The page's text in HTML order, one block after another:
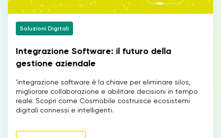
IT
Soluzioni Digitali
Integrazione Software: il futuro della
gestione aziendale
’integrazione software è la chiave per eliminare silos,
migliorare collaborazione e abilitare decisioni in tempo
reale. Scopri come Cosmobile costruisce ecosistemi
digitali connessi e intelligenti.